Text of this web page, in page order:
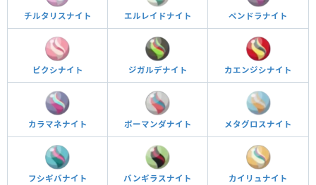
チルタリスナイト エルレイドナイト ペンドラナイト
ピクシナイト ジガルデナイト カエンジシナイト
カラマネナイト ボーマンダナイト メタグロスナイト
フシギバナイト バンギラスナイト カイリュナイト